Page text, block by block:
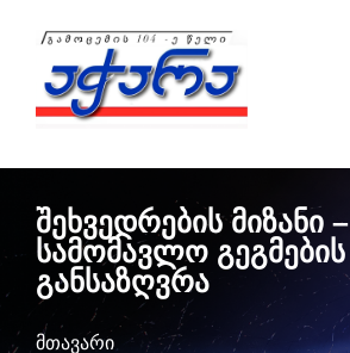
შეხვედრების მიზანი –
სამომავლო გეგმების
განსაზღვრა
მთავარი